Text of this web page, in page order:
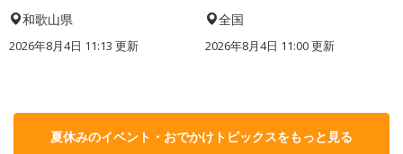
和歌山県
2026年8月4日 11:13 更新
全国
2026年8月4日 11:00更新
夏休みのイベント・おでかけトピックスをもっと見る